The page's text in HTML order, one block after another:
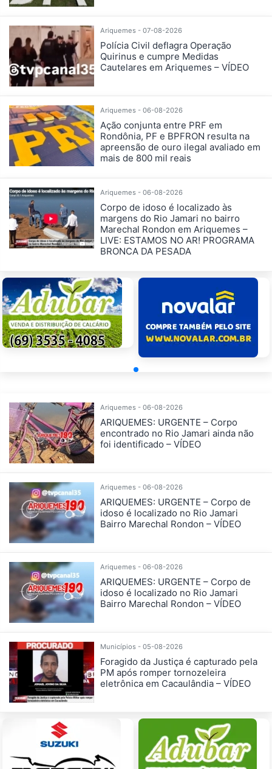
Ariquemes - 07-08-2026
Polícia Civil deflagra Operação
Quirinus e cumpre Medidas
Cautelares em Ariquemes – VÍDEO
Ariquemes - 06-08-2026
Ação conjunta entre PRF em
Rondônia, PF e BPFRON resulta na
apreensão de ouro ilegal avaliado em
mais de 800 mil reais
Ariquemes - 06-08-2026
Corpo de idoso é localizado às
margens do Rio Jamari no bairro
Marechal Rondon em Ariquemes –
LIVE: ESTAMOS NO AR! PROGRAMA
BRONCA DA PESADA
Ariquemes - 06-08-2026
ARIQUEMES: URGENTE – Corpo
encontrado no Rio Jamari ainda não
foi identificado – VÍDEO
Ariquemes - 06-08-2026
ARIQUEMES: URGENTE – Corpo de
idoso é localizado no Rio Jamari
Bairro Marechal Rondon – VÍDEO
Ariquemes - 06-08-2026
ARIQUEMES: URGENTE – Corpo de
idoso é localizado no Rio Jamari
Bairro Marechal Rondon – VÍDEO
Municípios - 05-08-2026
Foragido da Justiça é capturado pela
PM após romper tornozeleira
eletrônica em Cacaulândia – VÍDEO